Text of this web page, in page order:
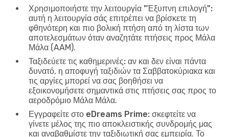
Χρησιμοποιήστε την λειτουργία "Έξυπνη επιλογή":
αυτή η λειτουργία σάς επιτρέπει να βρίσκετε τη
φθηνότερη και πιο βολική πτήση από τη λίστα των
αποτελεσμάτων όταν αναζητάτε πτήσεις προς Μάλα
Μάλα (AAM).
Ταξιδεύετε τις καθημερινές: αν και δεν είναι πάντα
δυνατό, η αποφυγή ταξιδιών τα Σαββατοκύριακα και
τις αργίες μπορεί να σας βοηθήσει να
εξοικονομήσετε σημαντικά στις πτήσεις σας προς το
αεροδρόμιο Μάλα Μάλα.
Εγγραφείτε στο eDreams Prime: σκεφτείτε να
γίνετε μέλος της πιο αποκλειστικής συνδρομής μας
και αναβαθμίστε την ταξιδιωτική σας εμπειρία. Το